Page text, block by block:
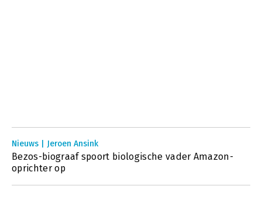
Nieuws | Jeroen Ansink
Bezos-biograaf spoort biologische vader Amazon-
oprichter op